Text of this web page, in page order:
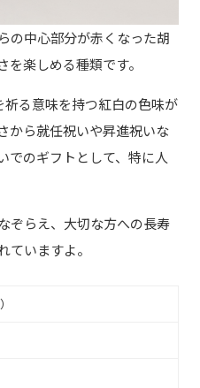
の中心部分が赤くなった胡
楽しめる種類です。
る意味を持つ紅白の色味が
から就任祝いや昇進祝いな
でのギフトとして、特に人
ぞらえ、大切な方への長寿
ていますよ。